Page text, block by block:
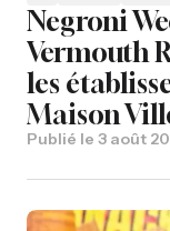
Negroni
Vermouth
les
Maison
Publié le 3 août